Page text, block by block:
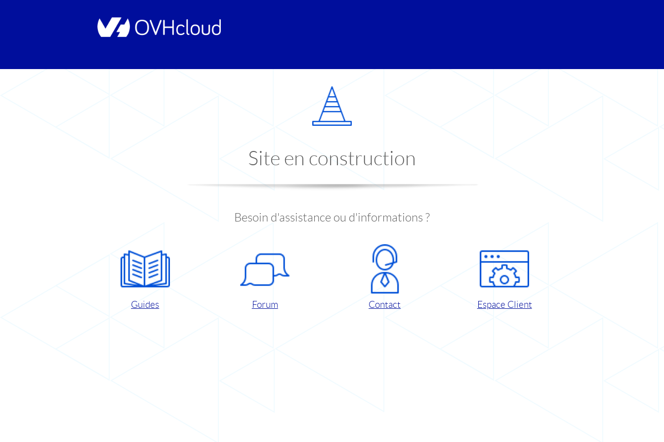
Site en construction
Besoin d'assistance ou d'informations ?
Guides Forum Contact Espace Client